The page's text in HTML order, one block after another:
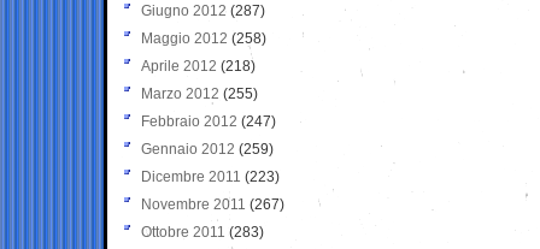
Giugno 2012 (287)
Maggio 2012 (258)
Aprile 2012 (218)
Marzo 2012 (255)
Febbraio 2012 (247)
Gennaio 2012 (259)
Dicembre 2011 (223)
Novembre 2011 (267)
Ottobre 2011 (283)